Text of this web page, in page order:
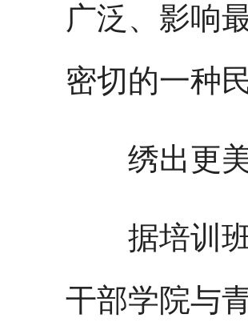
广泛、影响
密切的一种
绣出更美
据培训班
干部学院与